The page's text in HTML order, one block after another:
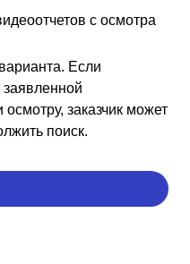
с осмотра
Если
заявленной
заказчик может
поиск.